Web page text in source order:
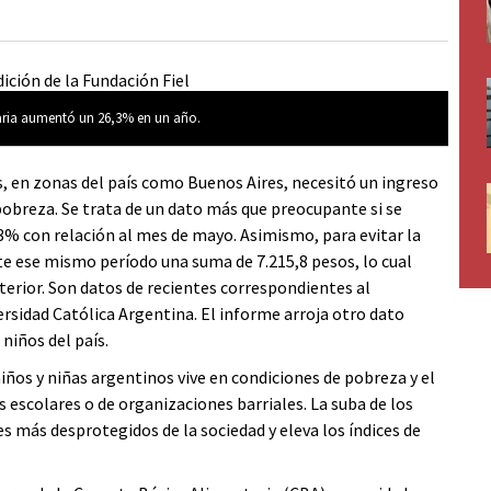
aumentó un 26,3% en un año.
zonas del país como Buenos Aires, necesitó un ingreso
Se trata de un dato más que preocupante si se
con relación al mes de mayo. Asimismo, para evitar la
mismo período una suma de 7.215,8 pesos, lo cual
Son datos de recientes correspondientes al
Católica Argentina. El informe arroja otro dato
del país.
y niñas argentinos vive en condiciones de pobreza y el
o de organizaciones barriales. La suba de los
desprotegidos de la sociedad y eleva los índices de